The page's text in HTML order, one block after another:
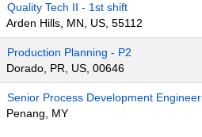
Quality Tech II - 1st shift
Arden Hills, MN, US, 55112
Production Planning - P2
Dorado, PR, US, 00646
Senior Process Development Engineer
Penang, MY